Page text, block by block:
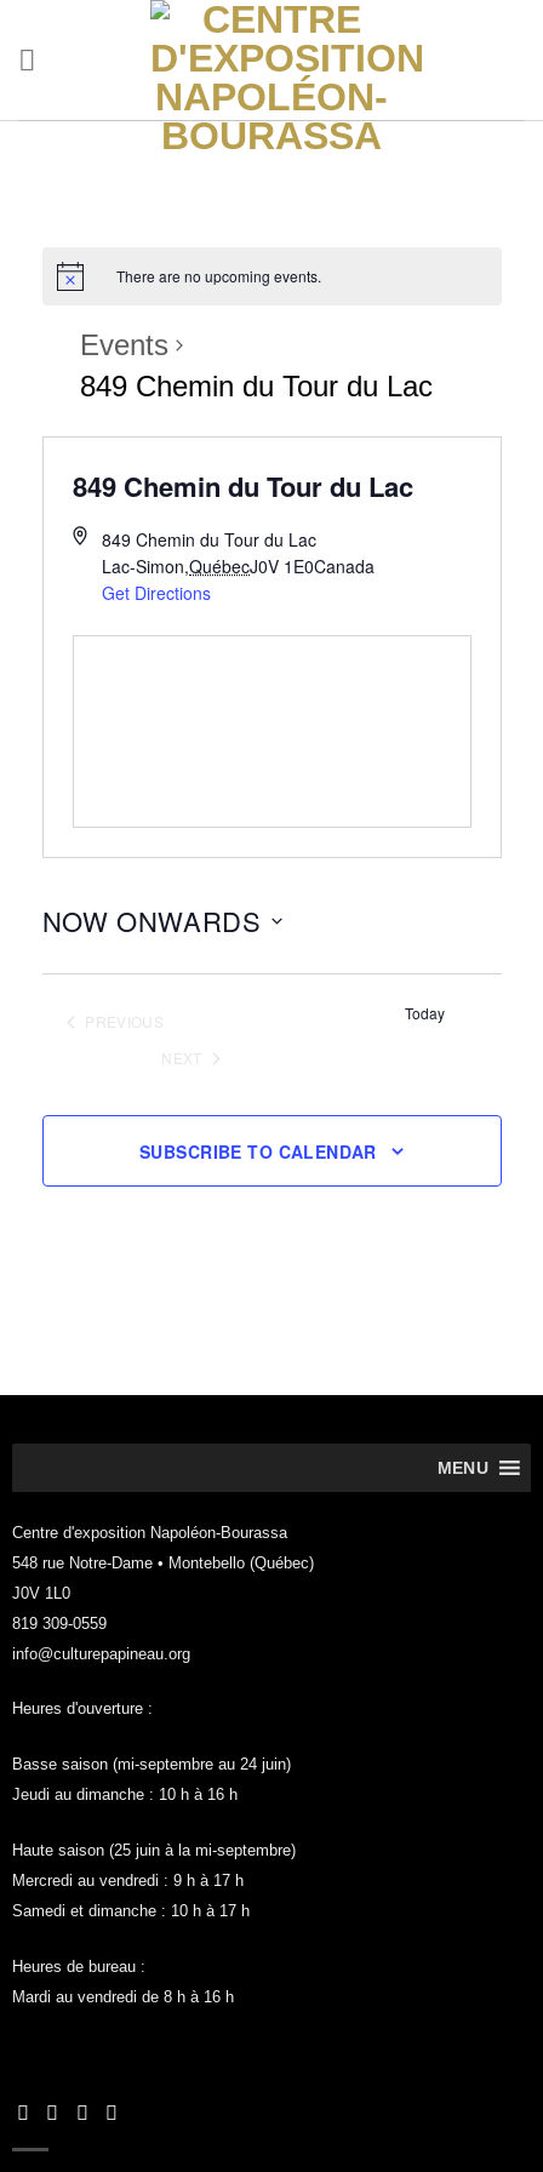
content
There are no upcoming events.
Events
849 Chemin du Tour du Lac
849 Chemin du Tour du Lac
849 Chemin du Tour du Lac
Lac-Simon,QuébecJ0V 1E0Canada
Get Directions
NOW ONWARDS
PREVIOUS
Today
NEXT
SUBSCRIBE TO CALENDAR
MENU
Centre d'exposition Napoléon-Bourassa
548 rue Notre-Dame • Montebello (Québec)
J0V 1L0
819 309-0559
info@culturepapineau.org
Heures d'ouverture :
Basse saison (mi-septembre au 24 juin)
Jeudi au dimanche : 10 h à 16 h
Haute saison (25 juin à la mi-septembre)
Mercredi au vendredi : 9 h à 17 h
Samedi et dimanche : 10 h à 17 h
Heures de bureau :
Mardi au vendredi de 8 h à 16 h